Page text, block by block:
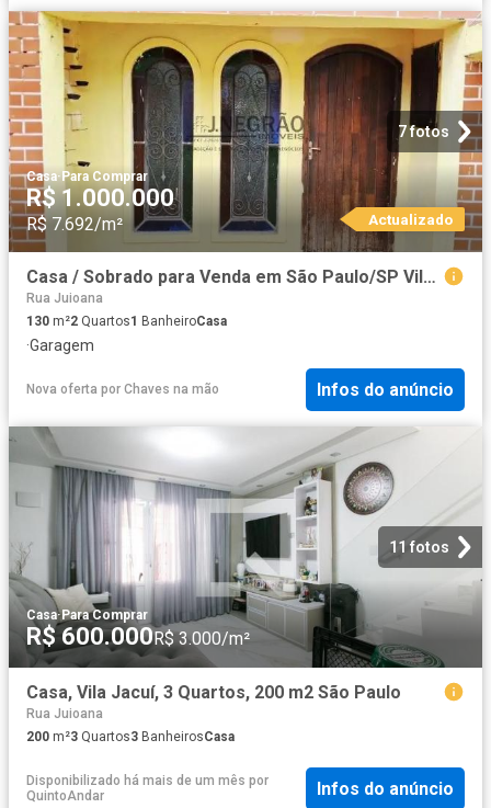
7 fotos
Casa·Para Comprar
R$ 1.000.000
R$ 7.692/m² Actualizado
Casa / Sobrado para Venda em São Paulo/SP Vila Brasílio Machado 2 Quartos
Rua Juioana
130 m²2 Quartos1 BanheiroCasa
·Garagem
Nova oferta por Chaves na mão Infos do anúncio
11 fotos
Casa·Para Comprar
R$ 600.000R$ 3.000/m²
Casa, Vila Jacuí, 3 Quartos, 200 m2 São Paulo
Rua Juioana
200 m²3 Quartos3 BanheirosCasa
Disponibilizado há mais de um mês por
QuintoAndar
Infos do anúncio